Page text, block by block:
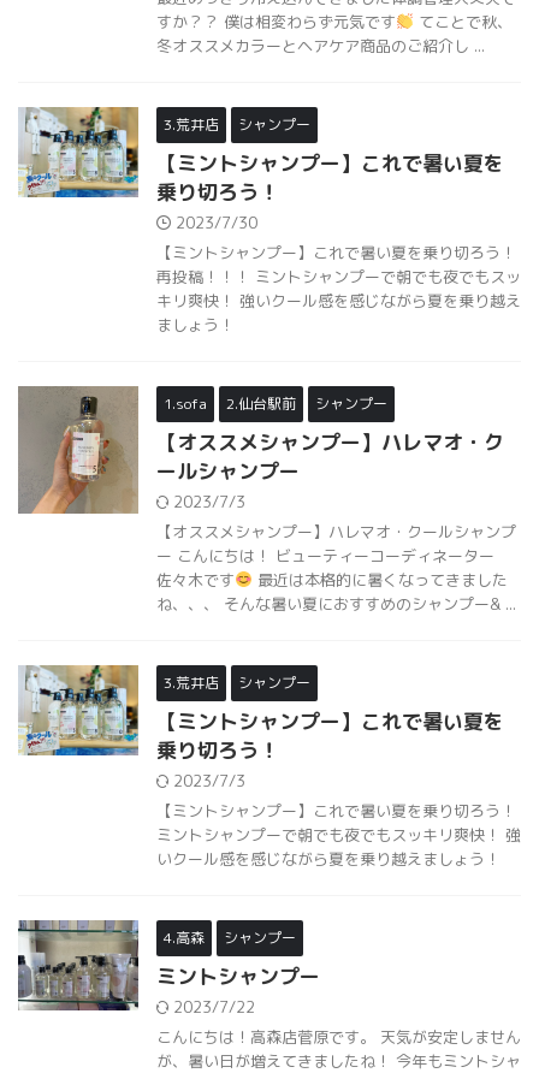
すか？？ 僕は相変わらず元気です
てことで秋、
冬オススメカラーとヘアケア商品のご紹介し ...
3.荒井店 シャンプー
【ミントシャンプー】これで暑い夏を
乗り切ろう！
2023/7/30
【ミントシャンプー】これで暑い夏を乗り切ろう！
再投稿！！！ ミントシャンプーで朝でも夜でもスッ
キリ爽快！ 強いクール感を感じながら夏を乗り越え
ましょう！
1.sofa 2.仙台駅前 シャンプー
【オススメシャンプー】ハレマオ・ク
ールシャンプー
2023/7/3
【オススメシャンプー】ハレマオ・クールシャンプ
ー こんにちは！ ビューティーコーディネーター
佐々木です
最近は本格的に暑くなってきました
ね、、、 そんな暑い夏におすすめのシャンプー& ...
3.荒井店 シャンプー
【ミントシャンプー】これで暑い夏を
乗り切ろう！
2023/7/3
【ミントシャンプー】これで暑い夏を乗り切ろう！
ミントシャンプーで朝でも夜でもスッキリ爽快！ 強
いクール感を感じながら夏を乗り越えましょう！
4.高森 シャンプー
ミントシャンプー
2023/7/22
こんにちは！高森店菅原です。 天気が安定しません
が、暑い日が増えてきましたね！ 今年もミントシャ